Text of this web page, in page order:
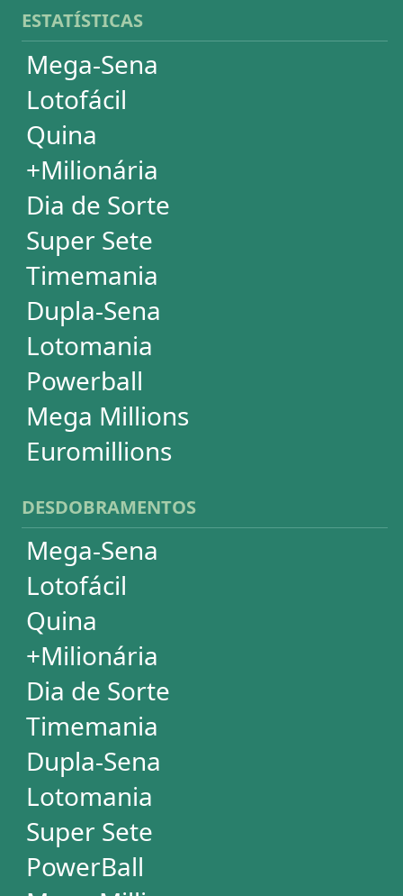
DESDOBRAMENTOS
Mega-Sena
Lotofácil
Quina
+Milionária
Dia de Sorte
Timemania
Dupla-Sena
Lotomania
Super Sete
PowerBall
Mega Millions
EuroMillions
ASSINATURA
Assinatura
Palpites Estatísticos
Análises Estatísticas
Simulador de Apostas
Conferidor de Apostas
Desdobramentos Especiais
Impressão de Volantes
Idioma
Dúvidas
Termos de Uso
Privacidade